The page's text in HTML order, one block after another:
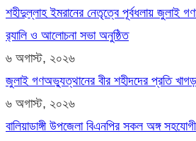
শহীদুল্লাহ ইমরানের নেতৃত্বে পূর্বধলায় জুলাই
র‍্যালি ও আলোচনা সভা অনুষ্ঠিত
৬ অগাস্ট, ২০২৬
জুলাই গণঅভ্যুত্থানের বীর শহীদদের প্রতি
৬ অগাস্ট, ২০২৬
বালিয়াডাঙ্গী উপজেলা বিএনপির সকল অঙ্গ